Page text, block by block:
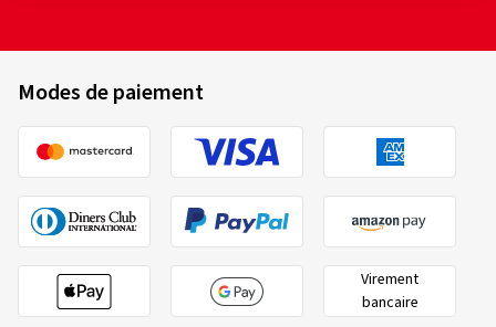
Modes de paiement
Virement
bancaire